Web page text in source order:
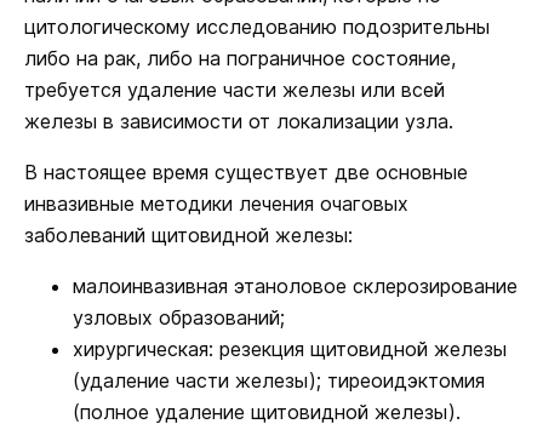
цитологическому исследованию подозрительны
либо на рак, либо на пограничное состояние,
требуется удаление части железы или всей
железы в зависимости от локализации узла.
В настоящее время существует две основные
инвазивные методики лечения очаговых
заболеваний щитовидной железы:
малоинвазивная этаноловое склерозирование
узловых образований;
хирургическая: резекция щитовидной железы
(удаление части железы); тиреоидэктомия
(полное удаление щитовидной железы).